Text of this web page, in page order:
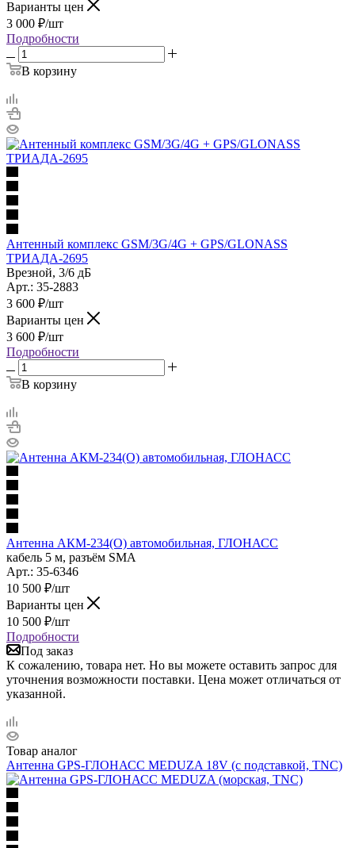
Варианты цен
3 000 ₽/шт
Подробности
В корзину
Антенный комплекс GSM/3G/4G + GPS/GLONASS
ТРИАДА-2695
Врезной, 3/6 дБ
Арт.: 35-2883
3 600 ₽/шт
Варианты цен
3 600 ₽/шт
Подробности
В корзину
Антенна АКМ-234(О) автомобильная, ГЛОНАСС
кабель 5 м, разъём SMA
Арт.: 35-6346
10 500 ₽/шт
Варианты цен
10 500 ₽/шт
Подробности
Под заказ
К сожалению, товара нет. Но вы можете оставить запрос для
уточнения возможности поставки. Цена может отличаться от
указанной.
Товар аналог
Антенна GPS-ГЛОНАСС MEDUZA 18V (с подставкой, TNC)